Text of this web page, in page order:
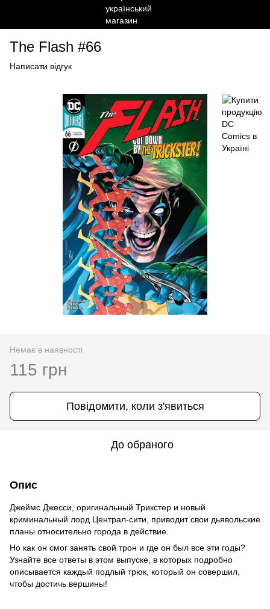
The Flash #66
Написати відгук
Немає в наявності
115 грн
Повідомити, коли з'явиться
До обраного
Опис
Джеймс Джесси, оригинальный Трикстер и новый
криминальный лорд Централ-сити, приводит свои дьявольские
планы относительно города в действие.
Но как он смог занять свой трон и где он был все эти годы?
Узнайте все ответы в этом выпуске, в которых подробно
описывается каждый подлый трюк, который он совершил,
чтобы достичь вершины!